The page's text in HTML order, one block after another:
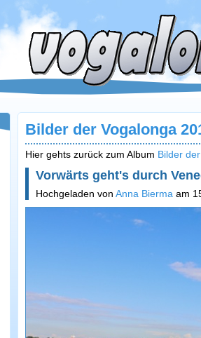
Bilder der Vogalonga
Hier gehts zurück zum Album Bilder
Vorwärts geht's durch
Hochgeladen von Anna Bierma am